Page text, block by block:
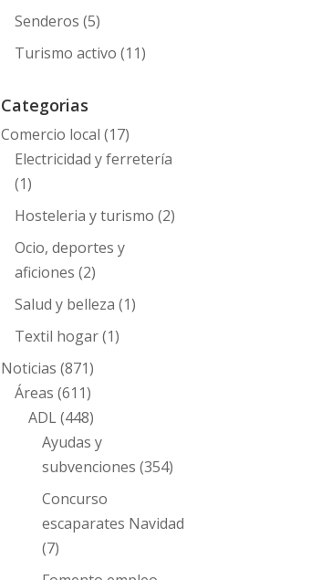
Senderos (5)
Turismo activo (11)
Categorias
Comercio local (17)
Electricidad y ferretería
(1)
Hosteleria y turismo (2)
Ocio, deportes y
aficiones (2)
Salud y belleza (1)
Textil hogar(1)
Noticias (871)
Áreas (611)
ADL(448)
Ayudas y
subvenciones (354)
Concurso
escaparates Navidad
(7)